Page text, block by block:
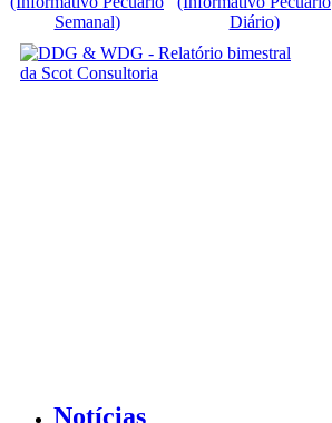
Semanal)
Diário)
Notícias